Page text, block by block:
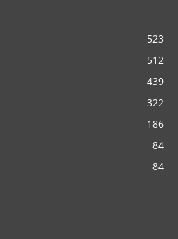
523
512
439
322
186
84
84